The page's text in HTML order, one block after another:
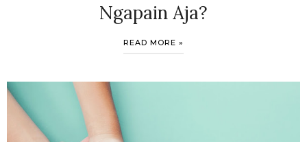
Ngapain Aja?
READ MORE »